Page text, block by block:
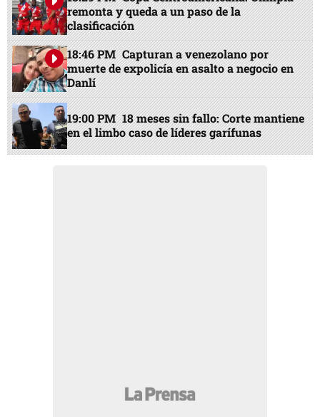
remonta y queda a un paso de la
clasificación
18:46 PM Capturan a venezolano por
muerte de expolicía en asalto a negocio en
Danlí
19:00 PM 18 meses sin fallo: Corte mantiene
en el limbo caso de líderes garífunas